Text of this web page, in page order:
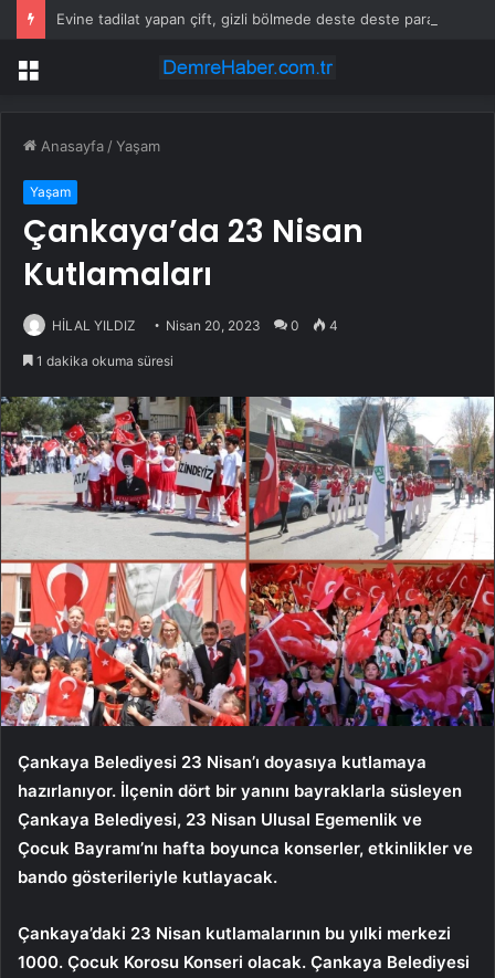
Menü
Anasayfa /Yaşam
Yaşam
Çankaya’da 23 Nisan
Kutlamaları
HİLAL YILDIZ Nisan 20, 2023 0 4
1 dakika okuma süresi
Çankaya Belediyesi 23 Nisan’ı doyasıya kutlamaya
hazırlanıyor. İlçenin dört bir yanını bayraklarla süsleyen
Çankaya Belediyesi, 23 Nisan Ulusal Egemenlik ve
Çocuk Bayramı’nı hafta boyunca konserler, etkinlikler ve
bando gösterileriyle kutlayacak.
Çankaya’daki 23 Nisan kutlamalarının bu yılki merkezi
1000. Çocuk Korosu Konseri olacak. Çankaya Belediyesi